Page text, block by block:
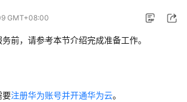
GMT+08:00
前，请参考本节介绍完成准备工作。
要注册华为账号并开通华为云。